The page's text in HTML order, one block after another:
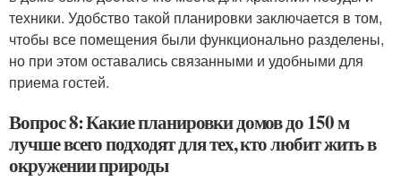
техники. Удобство такой планировки заключается в том,
чтобы все помещения были функционально разделены,
но при этом оставались связанными и удобными для
приема гостей.
Вопрос 8: Какие планировки домов до 150 м
лучше всего подходят для тех, кто любит жить в
окружении природы